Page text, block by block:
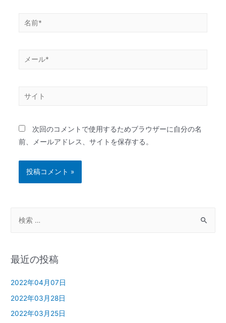
次回のコメントで使用するためブラウザーに自分の名
前、メールアドレス、サイトを保存する。
最近の投稿
2022年04月07日
2022年03月28日
2022年03月25日